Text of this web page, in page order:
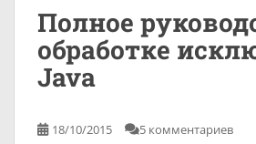
Полное
обработке
Java
18/10/2015 5 комментариев